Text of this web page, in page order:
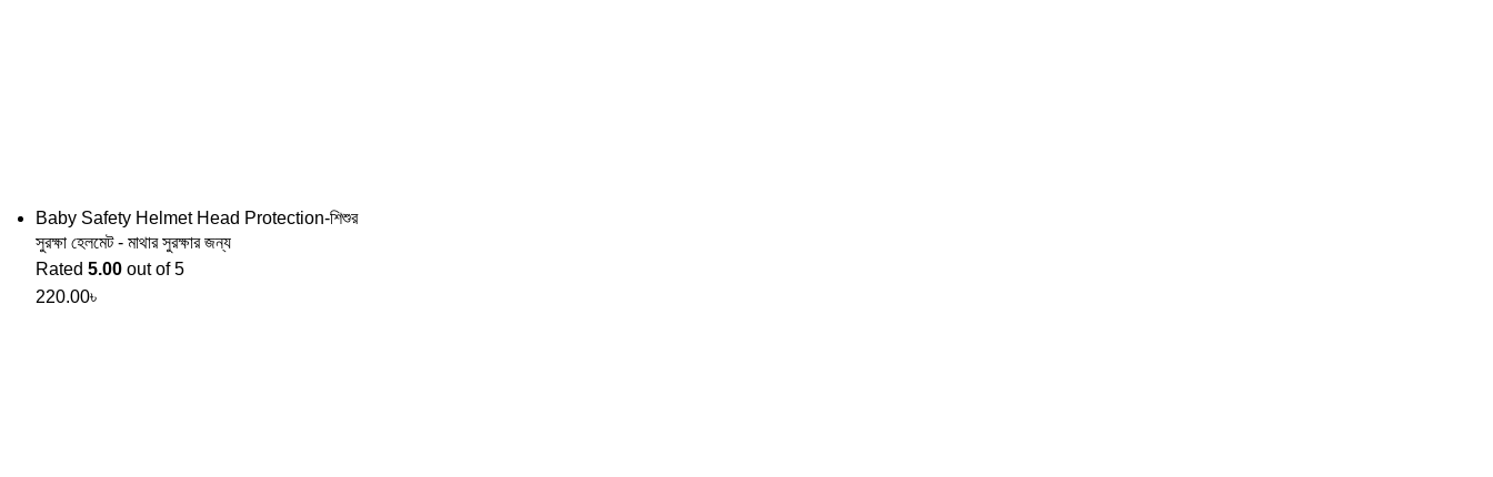
Baby Safety Helmet Head Protection-শিশুর
সুরক্ষা হেলমেট - মাথার সুরক্ষার জন্য
Rated 5.00 out of 5
220.00৳